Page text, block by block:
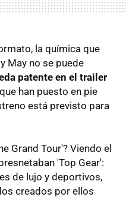
la química que
May no se puede
patente en el trailer
han puesto en pie
está previsto para
Grand Tour'? Viendo el
'Top Gear':
de lujo y deportivos,
creados por ellos